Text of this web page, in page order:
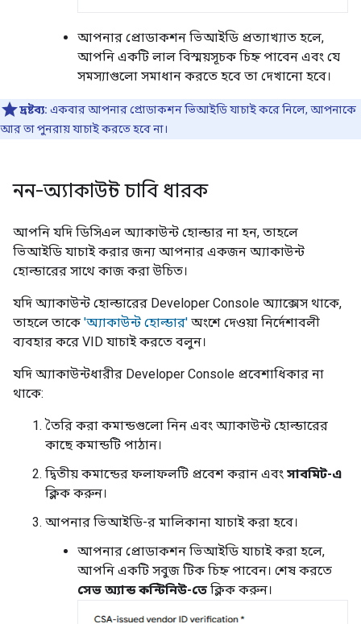
আপনার প্রোডাকশন ভিআইডি প্রত্যাখ্যাত হলে,
আপনি একটি লাল বিস্ময়সূচক চিহ্ন পাবেন এবং যে
সমস্যাগুলো সমাধান করতে হবে তা দেখানো হবে।
দ্রষ্টব্য: একবার আপনার প্রোডাকশন ভিআইডি যাচাই করে নিলে, আপনাকে
আর তা পুনরায় যাচাই করতে হবে না।
নন-অ্যাকাউন্ট চাবি ধারক
আপনি যদি ডিসিএল অ্যাকাউন্ট হোল্ডার না হন, তাহলে
ভিআইডি যাচাই করার জন্য আপনার একজন অ্যাকাউন্ট
হোল্ডারের সাথে কাজ করা উচিত।
যদি অ্যাকাউন্ট হোল্ডারের Developer Console অ্যাক্সেস থাকে,
তাহলে তাকে 'অ্যাকাউন্ট হোল্ডার' অংশে দেওয়া নির্দেশাবলী
ব্যবহার করে VID যাচাই করতে বলুন।
যদি অ্যাকাউন্টধারীর Developer Console প্রবেশাধিকার না
থাকে:
তৈরি করা কমান্ডগুলো নিন এবং অ্যাকাউন্ট হোল্ডারের
কাছে কমান্ডটি পাঠান।
দ্বিতীয় কমান্ডের ফলাফলটি প্রবেশ করান এবং সাবমিট-এ
ক্লিক করুন।
আপনার ভিআইডি-র মালিকানা যাচাই করা হবে।
আপনার প্রোডাকশন ভিআইডি যাচাই করা হলে,
আপনি একটি সবুজ টিক চিহ্ন পাবেন। শেষ করতে
সেভ অ্যান্ড কন্টিনিউ-তে ক্লিক করুন।